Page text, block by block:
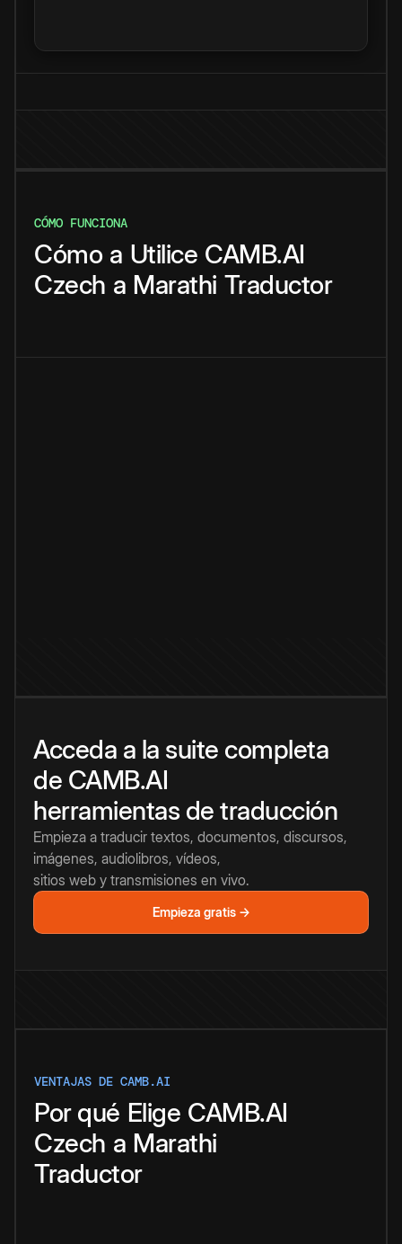
CÓMO FUNCIONA
Cómo a Utilice CAMB.AI
Czech a Marathi Traductor
Acceda a la suite completa
de CAMB.AI
herramientas de traducción
Empieza a traducir textos, documentos, discursos,
imágenes, audiolibros, vídeos,
sitios web y transmisiones en vivo.
Empieza gratis →
VENTAJAS DE CAMB.AI
Por qué Elige CAMB.AI
Czech a Marathi
Traductor